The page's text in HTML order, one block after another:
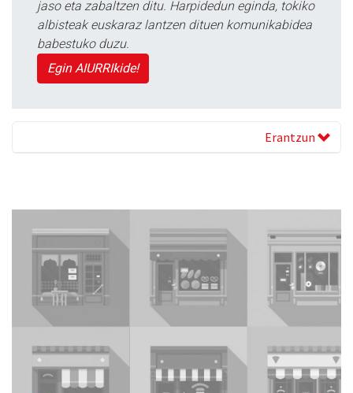
jaso eta zabaltzen ditu. Harpidedun eginda, tokiko
albisteak euskaraz lantzen dituen komunikabidea
babestuko duzu.
Egin AIURRIkide!
Erantzun